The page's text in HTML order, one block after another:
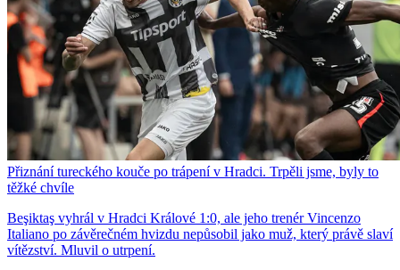
Přiznání tureckého kouče po trápení v Hradci. Trpěli jsme, byly to
těžké chvíle
Beşiktaş vyhrál v Hradci Králové 1:0, ale jeho trenér Vincenzo
Italiano po závěrečném hvizdu nepůsobil jako muž, který právě slaví
vítězství. Mluvil o utrpení.